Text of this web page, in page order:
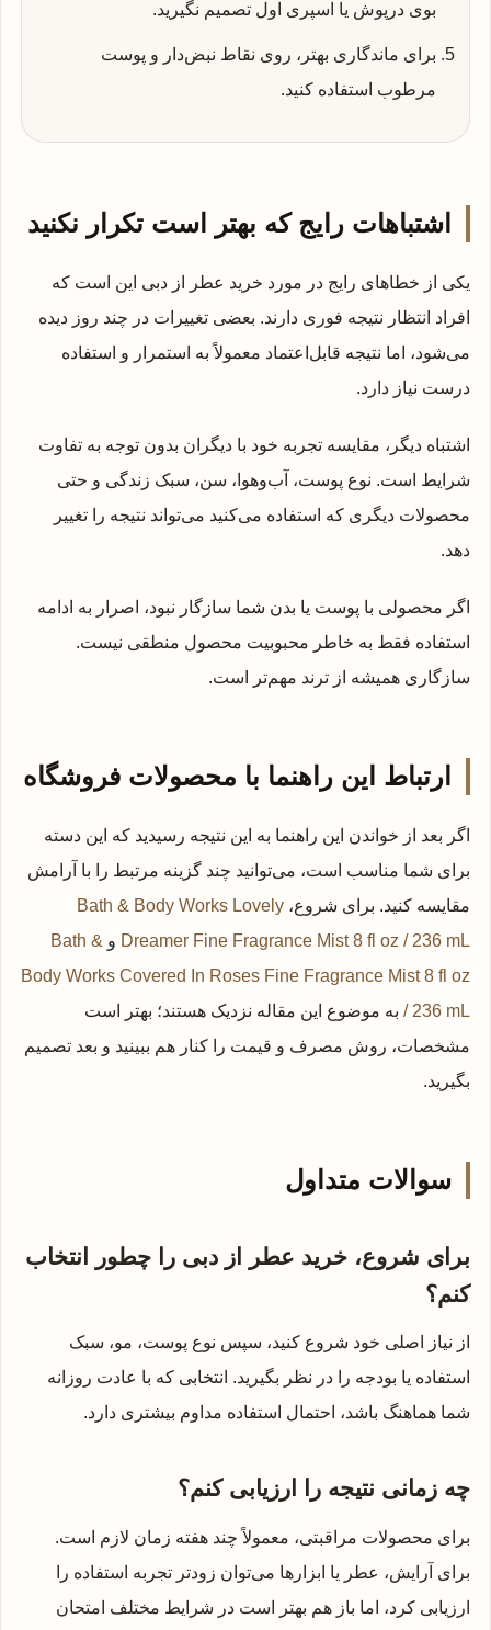
بوی درپوش یا اسپری اول تصمیم نگیرید.
برای ماندگاری بهتر، روی نقاط نبض‌دار و پوست
مرطوب استفاده کنید.
اشتباهات رایج که بهتر است تکرار نکنید
یکی از خطاهای رایج در مورد خرید عطر از دبی این است که
افراد انتظار نتیجه فوری دارند. بعضی تغییرات در چند روز دیده
می‌شود، اما نتیجه قابل‌اعتماد معمولاً به استمرار و استفاده
درست نیاز دارد.
اشتباه دیگر، مقایسه تجربه خود با دیگران بدون توجه به تفاوت
شرایط است. نوع پوست، آب‌وهوا، سن، سبک زندگی و حتی
محصولات دیگری که استفاده می‌کنید می‌تواند نتیجه را تغییر
دهد.
اگر محصولی با پوست یا بدن شما سازگار نبود، اصرار به ادامه
استفاده فقط به خاطر محبوبیت محصول منطقی نیست.
سازگاری همیشه از ترند مهم‌تر است.
ارتباط این راهنما با محصولات فروشگاه
اگر بعد از خواندن این راهنما به این نتیجه رسیدید که این دسته
برای شما مناسب است، می‌توانید چند گزینه مرتبط را با آرامش
مقایسه کنید. برای شروع، Bath & Body Works Lovely
Dreamer Fine Fragrance Mist 8 fl oz / 236 mL و Bath &
Body Works Covered In Roses Fine Fragrance Mist 8 fl oz
/ 236 mL به موضوع این مقاله نزدیک هستند؛ بهتر است
مشخصات، روش مصرف و قیمت را کنار هم ببینید و بعد تصمیم
بگیرید.
سوالات متداول
برای شروع، خرید عطر از دبی را چطور انتخاب
کنم؟
از نیاز اصلی خود شروع کنید، سپس نوع پوست، مو، سبک
استفاده یا بودجه را در نظر بگیرید. انتخابی که با عادت روزانه
شما هماهنگ باشد، احتمال استفاده مداوم بیشتری دارد.
چه زمانی نتیجه را ارزیابی کنم؟
برای محصولات مراقبتی، معمولاً چند هفته زمان لازم است.
برای آرایش، عطر یا ابزارها می‌توان زودتر تجربه استفاده را
ارزیابی کرد، اما باز هم بهتر است در شرایط مختلف امتحان